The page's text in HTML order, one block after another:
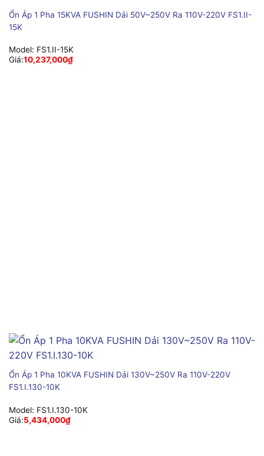
Ổn Áp 1 Pha 15KVA FUSHIN Dải 50V~250V Ra 110V-220V FS1.II-
15K
Model: FS1.II-15K
Giá:10,237,000₫
Ổn Áp 1 Pha 10KVA FUSHIN Dải 130V~250V Ra 110V-220V
FS1.I.130-10K
Model: FS1.I.130-10K
Giá:5,434,000₫